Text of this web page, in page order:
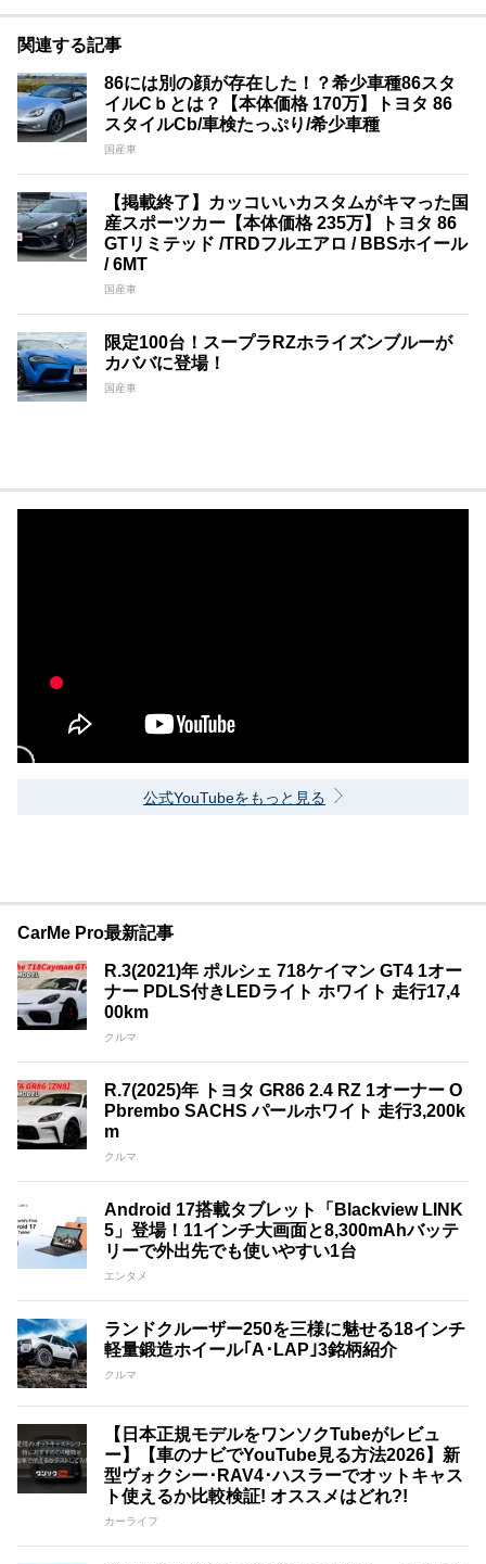
関連する記事
86には別の顔が存在した！？希少車種86スタ
イルCｂとは？【本体価格 170万】トヨタ 86
スタイルCb/車検たっぷり/希少車種
国産車
【掲載終了】カッコいいカスタムがキマった国
産スポーツカー【本体価格 235万】トヨタ 86
GTリミテッド /TRDフルエアロ / BBSホイール
/ 6MT
国産車
限定100台！スープラRZホライズンブルーが
カババに登場！
国産車
公式YouTubeをもっと見る
CarMe Pro最新記事
R.3(2021)年 ポルシェ 718ケイマン GT4 1オー
ナー PDLS付きLEDライト ホワイト 走行17,4
00km
クルマ
R.7(2025)年 トヨタ GR86 2.4 RZ 1オーナー O
Pbrembo SACHS パールホワイト 走行3,200k
m
クルマ
Android 17搭載タブレット「Blackview LINK
5」登場！11インチ大画面と8,300mAhバッテ
リーで外出先でも使いやすい1台
エンタメ
ランドクルーザー250を三様に魅せる18インチ
軽量鍛造ホイール｢A･LAP｣3銘柄紹介
クルマ
【日本正規モデルをワンソクTubeがレビュ
ー】【車のナビでYouTube見る方法2026】新
型ヴォクシー･RAV4･ハスラーでオットキャス
ト使えるか比較検証! オススメはどれ?!
カーライフ